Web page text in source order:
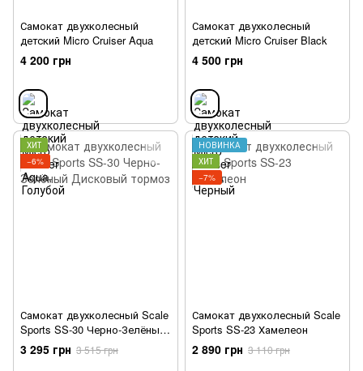
Самокат двухколесный
детский Micro Cruiser Aqua
4 200 грн
Самокат двухколесный
детский Micro Cruiser Black
4 500 грн
ХИТ
−6%
Самокат двухколесный Scale
Sports SS-30 Черно-Зелёный
Дисковый тормоз
3 295 грн 3 515 грн
НОВИНКА
ХИТ
−7%
Самокат двухколесный Scale
Sports SS-23 Хамелеон
2 890 грн 3 110 грн